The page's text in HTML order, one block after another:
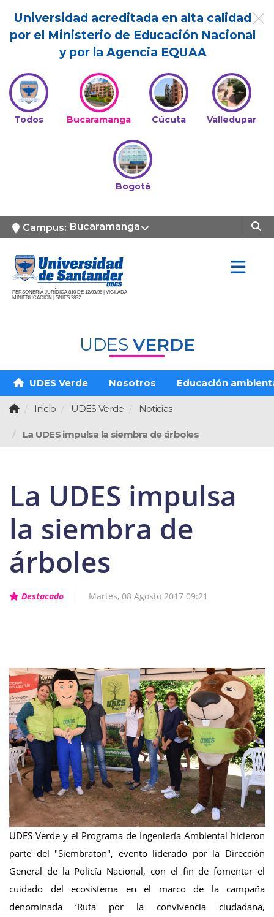
Universidad acreditada en alta calidad
por el Ministerio de Educación Nacional
y por la Agencia EQUAA
Todos Bucaramanga Cúcuta Valledupar
Bogotá
Campus: Bucaramanga
PERSONERÍA JURÍDICA 810 DE 12/03/96 | VIGILADA
MINIEDUCACIÓN | SNIES 2832
UDES VERDE
UDES Verde Nosotros Educación
Inicio UDES Verde Noticias
La UDES impulsa la siembra de árboles
La UDES impulsa
la siembra de
árboles
Destacado Martes, 08 Agosto 2017 09:21
UDES Verde y el Programa de Ingeniería Ambiental hicieron
parte del "Siembraton", evento liderado por la Dirección
General de la Policía Nacional, con el fin de fomentar el
cuidado del ecosistema en el marco de la campaña
denominada ‘Ruta por la convivencia ciudadana,